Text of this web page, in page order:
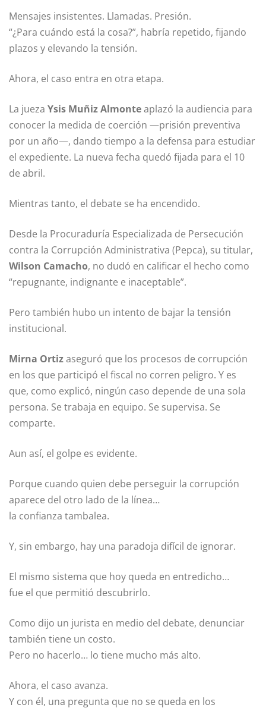
Mensajes insistentes. Llamadas. Presión.
“¿Para cuándo está la cosa?”, habría repetido, fijando
plazos y elevando la tensión.
Ahora, el caso entra en otra etapa.
La jueza Ysis Muñiz Almonteaplazó la audiencia para
conocer la medida de coerción —prisión preventiva
por un año—, dando tiempo a la defensa para estudiar
el expediente. La nueva fecha quedó fijada para el 10
de abril.
Mientras tanto, el debate se ha encendido.
Desde la Procuraduría Especializada de Persecución
contra la Corrupción Administrativa (Pepca), su titular,
Wilson Camacho, no dudó en calificar el hecho como
“repugnante, indignante e inaceptable”.
Pero también hubo un intento de bajar la tensión
institucional.
Mirna Ortizaseguró que los procesos de corrupción
en los que participó el fiscal no corren peligro. Y es
que, como explicó, ningún caso depende de una sola
persona. Se trabaja en equipo. Se supervisa. Se
comparte.
Aun así, el golpe es evidente.
Porque cuando quien debe perseguir la corrupción
aparece del otro lado de la línea…
la confianza tambalea.
Y, sin embargo, hay una paradoja difícil de ignorar.
El mismo sistema que hoy queda en entredicho…
fue el que permitió descubrirlo.
Como dijo un jurista en medio del debate, denunciar
también tiene un costo.
Pero no hacerlo… lo tiene mucho más alto.
Ahora, el caso avanza.
Y con él, una pregunta que no se queda en los